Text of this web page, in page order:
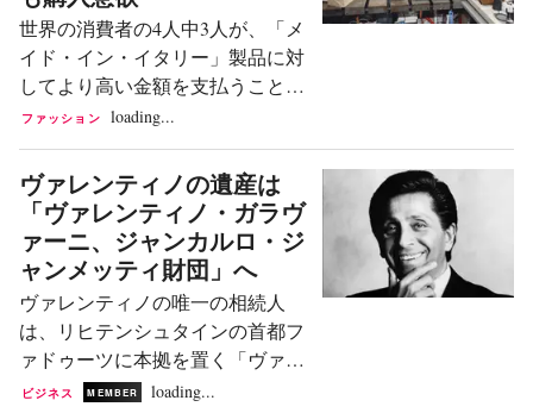
家としての道のりを記録したもの
である。 上映時間90分、ヴェネツ
ィア映画祭の公式セレクション・
アウト・オブ・コンペティション
部門で上映 監督は、写真家兼ディ
レクターであり、2016年に亡くな
った『Vogue Italia』の伝説的な編
集長、故フランカ・ソッツァーニ
の息子であるフランチェスコ・カ
ロッツィーニが務める。本作は、
人工知能（AI）を挑発的かつ独創
的な方法で扱い、活用することで
レンツォ・ロッソの物語を描き...
世界の消費者の4人中3人が、「メ
イド・イン・イタリー」製品に対
してより高い金額を支払うことに
同意するだろう。5つの市場すべ
タリー」製品を発見する主要なチ
ャネルはソーシャルメディアであ
り、その割合はフランスの35%か
ら米国の44%に及ぶ。しかし、イ
タリアブランドの公式プロフィー
ルを直接フォローしている欧米の
消費者はわずか14%から18%に過
ぎない。その存在感は、ブランド
独自のチャネルではなく、クリエ
ファッション loading...
ヴァレンティノの遺産は
「ヴァレンティノ・ガラヴ
ァーニ、ジャンカルロ・ジ
ャンメッティ財団」へ
ヴァレンティノの唯一の相続人
は、リヒテンシュタインの首都フ
ァドゥーツに本拠を置く「ヴァレ
ンティノ・ガラヴァーニ、ジャン
ビジネス MEMBER loading...